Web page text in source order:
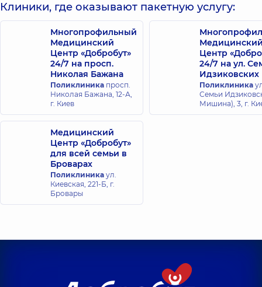
Клиники, где оказывают пакетную услугу:
Многопрофильный
Медицинский
Центр «Добробут»
24/7 на просп.
Николая Бажана
Поликлиника просп.
Николая Бажана, 12-А,
г. Киев
Центр
24/7 на ул.
Идзиковских
Поликлиника
Семьи
Мишина), 3, г.
Медицинский
Центр «Добробут»
для всей семьи в
Броварах
Поликлиника ул.
Киевская, 221-Б, г.
Бровары